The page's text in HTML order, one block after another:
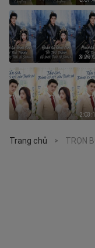
Trang chủ > TRỌN